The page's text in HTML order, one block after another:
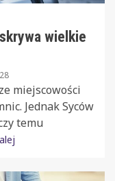
wielkie
miejscowości
Jednak Syców
temu